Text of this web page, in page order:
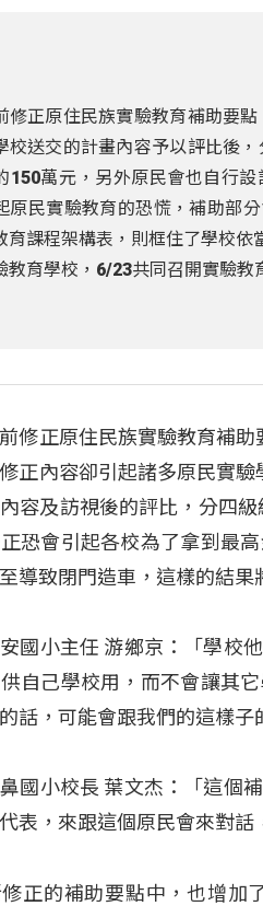
修正原住民族實驗教育補助要
校送交的計畫內容予以評比後
150萬元，另外原民會也自行
原民實驗教育的恐慌，補助部
育課程架構表，則框住了學校
教育學校，6/23共同召開實驗
修正原住民族實驗教育補
正內容卻引起諸多原民實
容及訪視後的評比，分四
恐會引起各校為了拿到最
導致閉門造車，這樣的結果
國小主任 游鄉京：「學校
自己學校用，而不會讓其
話，可能會跟我們的這樣子
國小校長 葉文杰：「這個
表，來跟這個原民會來對話
正的補助要點中，也增加